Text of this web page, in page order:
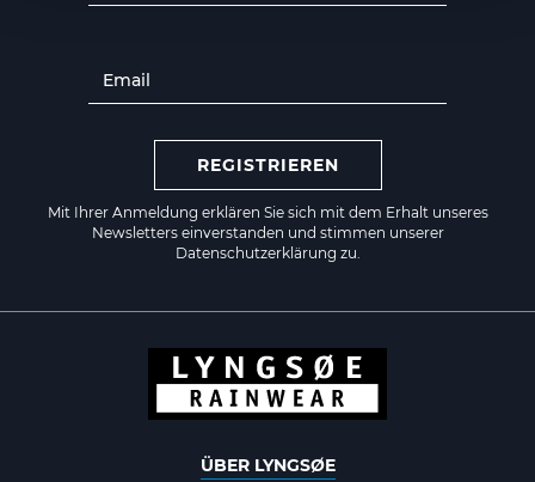
REGISTRIEREN
Mit Ihrer Anmeldung erklären Sie sich mit dem Erhalt unseres
Newsletters einverstanden und stimmen unserer
Datenschutzerklärung zu.
ÜBER LYNGSØE